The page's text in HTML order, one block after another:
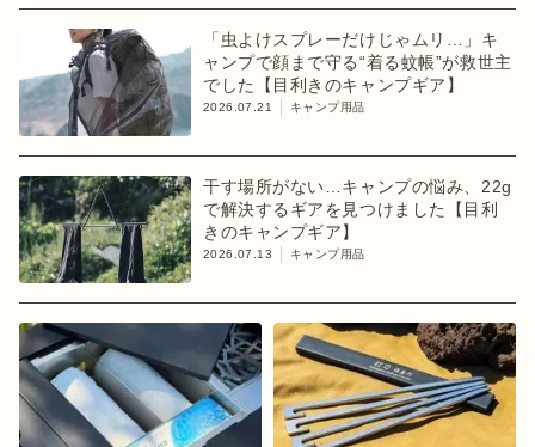
「虫よけスプレーだけじゃムリ…」キ
ャンプで顔まで守る“着る蚊帳”が救世主
でした【目利きのキャンプギア】
2026.07.21 キャンプ用品
干す場所がない…キャンプの悩み、22g
で解決するギアを見つけました【目利
きのキャンプギア】
2026.07.13 キャンプ用品